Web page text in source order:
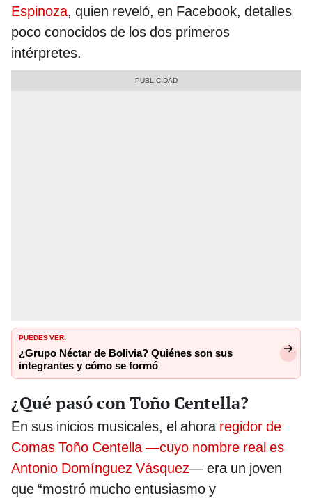
Espinoza, quien reveló, en Facebook, detalles
poco conocidos de los dos primeros
intérpretes.
PUEDES VER:
¿Grupo Néctar de Bolivia? Quiénes son sus
integrantes y cómo se formó
¿Qué pasó con Toño Centella?
En sus inicios musicales, el ahora regidor de
Comas Toño Centella —cuyo nombre real es
Antonio Domínguez Vásquez— era un joven
que “mostró mucho entusiasmo y